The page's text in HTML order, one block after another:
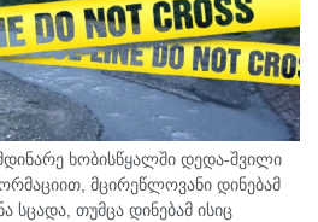
ხობისწყალში დედა-შვილი
მცირეწლოვანი დინებამ
სცადა, თუმცა დინებამ ისიც